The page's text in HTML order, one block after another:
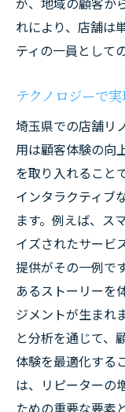
れにより、店舗は
ティの一員として
テクノロジーで
埼玉県での店舗リ
用は顧客体験の向
を取り入れること
インタラクティブ
ます。例えば、ス
イズされたサービ
提供がその一例で
あるストーリーを
ジメントが生まれ
と分析を通じて、
体験を最適化する
は、リピーターの
ための重要な要素